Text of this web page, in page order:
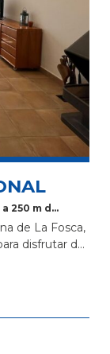
250 m de
de La Fosca,
disfrutar de